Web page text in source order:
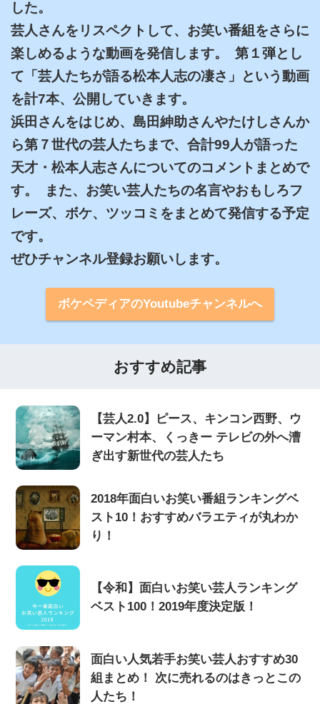
した。
芸人さんをリスペクトして、お笑い番組をさらに
楽しめるような動画を発信します。  第１弾とし
て「芸人たちが語る松本人志の凄さ」という動画
を計7本、公開していきます。
浜田さんをはじめ、島田紳助さんやたけしさんか
ら第７世代の芸人たちまで、合計99人が語った
天才・松本人志さんについてのコメントまとめで
す。  また、お笑い芸人たちの名言やおもしろフ
レーズ、ボケ、ツッコミをまとめて発信する予定
です。
ぜひチャンネル登録お願いします。
ボケペディアのYoutubeチャンネルへ
おすすめ記事
【芸人2.0】ピース、キンコン西野、ウ
ーマン村本、くっきー テレビの外へ漕
ぎ出す新世代の芸人たち
2018年面白いお笑い番組ランキングベ
スト10！おすすめバラエティが丸わか
り！
【令和】面白いお笑い芸人ランキング
ベスト100！2019年度決定版！
面白い人気若手お笑い芸人おすすめ30
組まとめ！ 次に売れるのはきっとこの
人たち！